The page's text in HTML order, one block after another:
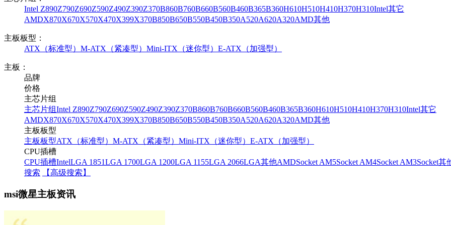
Intel Z890Z790Z690Z590Z490Z390Z370B860B760B660B560B460B365B360H610H510H410H370H310Intel其它
AMDX870X670X570X470X399X370B850B650B550B450B350A520A620A320AMD其他
主板板型：
ATX（标准型） M-ATX（紧凑型） Mini-ITX（迷你型） E-ATX（加强型）
主板：
品牌
价格
主芯片组
主芯片组Intel Z890Z790Z690Z590Z490Z390Z370B860B760B660B560B460B365B360H610H510H410H370H310Intel其它
AMDX870X670X570X470X399X370B850B650B550B450B350A520A620A320AMD其他
主板板型
主板板型ATX（标准型） M-ATX（紧凑型） Mini-ITX（迷你型） E-ATX（加强型）
CPU插槽
CPU插槽IntelLGA 1851LGA 1700LGA 1200LGA 1155LGA 2066LGA其他AMDSocket AM5Socket AM4Socket AM3Socket其
搜索
【高级搜索】
msi微星主板资讯